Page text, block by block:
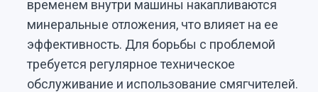
временем внутри машины накапливаются
минеральные отложения, что влияет на ее
эффективность. Для борьбы с проблемой
требуется регулярное техническое
обслуживание и использование смягчителей.